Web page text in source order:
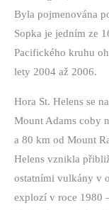
Byla pojmenována
Sopka je jedním ze
Pacifického kruhu
lety 2004 až 2006.
Hora St. Helens se
Mount Adams coby
a 80 km od Mount
Helens vznikla
ostatními vulkány v
explozí v roce 1980